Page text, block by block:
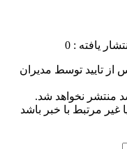
انتشار یافته : 0
تایید توسط مدیران
منتشر نخواهد شد.
غیر مرتبط با خبر باشد